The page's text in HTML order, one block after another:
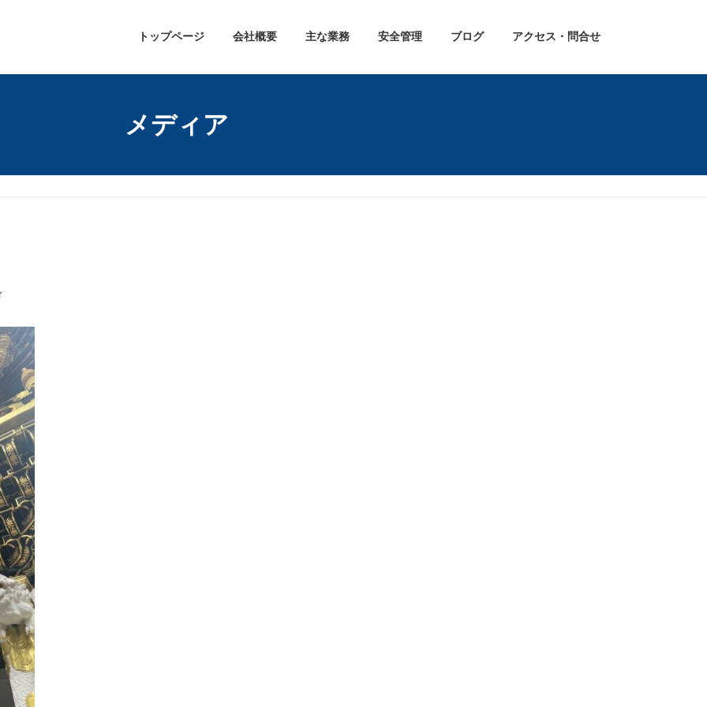
トップページ 会社概要 主な業務 安全管理 ブログ アクセス・問合せ
メディア